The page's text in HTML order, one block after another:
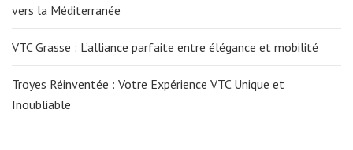
vers la Méditerranée
VTC Grasse : L’alliance parfaite entre élégance et mobilité
Troyes Réinventée : Votre Expérience VTC Unique et
Inoubliable